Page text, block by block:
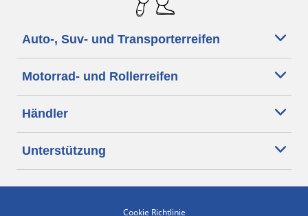
Auto-, Suv- und Transporterreifen
Motorrad- und Rollerreifen
Händler
Unterstützung
Cookie Richtlinie